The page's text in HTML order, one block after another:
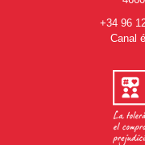
+34 96
Canal